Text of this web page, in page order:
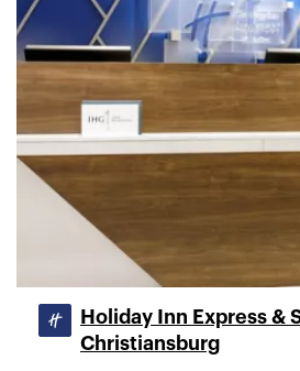
Holiday Inn Express &
Christiansburg